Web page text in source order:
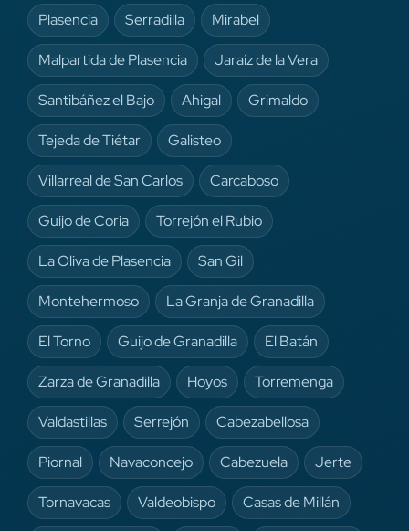
Plasencia Serradilla Mirabel
Malpartida de Plasencia Jaraíz de la Vera
Santibáñez el Bajo Ahigal Grimaldo
Tejeda de Tiétar Galisteo
Villarreal de San Carlos Carcaboso
Guijo de Coria Torrejón el Rubio
La Oliva de Plasencia San Gil
Montehermoso La Granja de Granadilla
El Torno Guijo de Granadilla El Batán
Zarza de Granadilla Hoyos Torremenga
Valdastillas Serrejón Cabezabellosa
Piornal Navaconcejo Cabezuela Jerte
Tornavacas Valdeobispo Casas de Millán